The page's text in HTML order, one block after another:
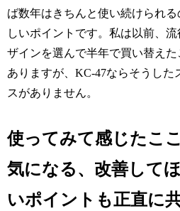
ば数年はきちんと使い続けられる
しいポイントです。私は以前、
ザインを選んで半年で買い替えた
ありますが、KC-47ならそうした
スがありません。
使ってみて感じたこ
気になる、改善して
いポイントも正直に